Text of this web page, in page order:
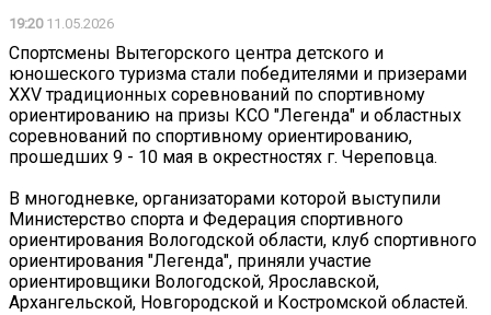
19:2011.05.2026
Спортсмены Вытегорского центра детского и
юношеского туризма стали победителями и призерами
XXV традиционных соревнований по спортивному
ориентированию на призы КСО "Легенда" и областных
соревнований по спортивному ориентированию,
прошедших 9 - 10 мая в окрестностях г. Череповца.
В многодневке, организаторами которой выступили
Министерство спорта и Федерация спортивного
ориентирования Вологодской области, клуб спортивного
ориентирования "Легенда", приняли участие
ориентировщики Вологодской, Ярославской,
Архангельской, Новгородской и Костромской областей.